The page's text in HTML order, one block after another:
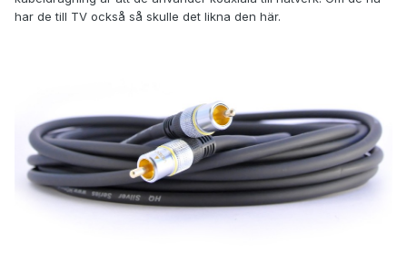
har de till TV också så skulle det likna den här.